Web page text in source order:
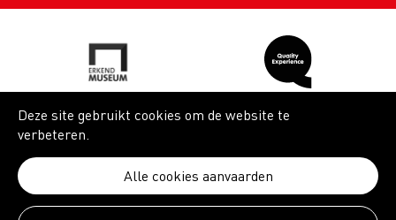
Deze site gebruikt cookies om de website te
verbeteren.
Alle cookies aanvaarden